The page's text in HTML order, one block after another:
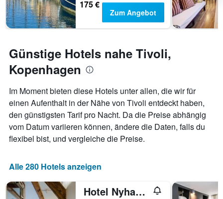
175 €
Zum Angebot
Günstige Hotels nahe Tivoli,
Kopenhagen
Im Moment bieten diese Hotels unter allen, die wir für
einen Aufenthalt in der Nähe von Tivoli entdeckt haben,
den günstigsten Tarif pro Nacht. Da die Preise abhängig
vom Datum variieren können, ändere die Daten, falls du
flexibel bist, und vergleiche die Preise.
Alle 280 Hotels anzeigen
Hotel Nyhavn63